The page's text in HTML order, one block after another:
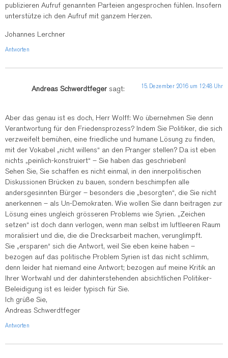
publizieren Aufruf genannten Parteien angesprochen fühlen. Insofern
unterstütze ich den Aufruf mit ganzem Herzen.
Johannes Lerchner
Antworten
Andreas Schwerdtfeger sagt: 15. Dezember 2016 um 12:48 Uhr
Aber das genau ist es doch, Herr Wolff: Wo übernehmen Sie denn
Verantwortung für den Friedensprozess? Indem Sie Politiker, die sich
verzweifelt bemühen, eine friedliche und humane Lösung zu finden,
mit der Vokabel „nicht willens“ an den Pranger stellen? Da ist eben
nichts „peinlich-konstruiert“ – Sie haben das geschrieben!
Sehen Sie, Sie schaffen es nicht einmal, in den innerpolitischen
Diskussionen Brücken zu bauen, sondern beschimpfen alle
andersgesinnten Bürger – besonders die „besorgten“, die Sie nicht
anerkennen – als Un-Demokraten. Wie wollen Sie dann beitragen zur
Lösung eines ungleich grösseren Problems wie Syrien. „Zeichen
setzen“ ist doch dann verlogen, wenn man selbst im luftleeren Raum
moralisiert und die, die die Drecksarbeit machen, verunglimpft.
Sie „ersparen“ sich die Antwort, weil Sie eben keine haben –
bezogen auf das politische Problem Syrien ist das nicht schlimm,
denn leider hat niemand eine Antwort; bezogen auf meine Kritik an
Ihrer Wortwahl und der dahinterstehenden absichtlichen Politiker-
Beleidigung ist es leider typisch für Sie.
Ich grüße Sie,
Andreas Schwerdtfeger
Antworten